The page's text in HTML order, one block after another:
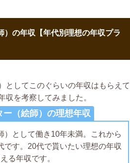
）の年収【年代別理想の年収プラ
としてこのぐらいの年収はもらえて
収を考察してみました。
（絵師）の理想年収
）として働き10年未満。これから
です。20代で貰いたい理想の年収
る年収です。